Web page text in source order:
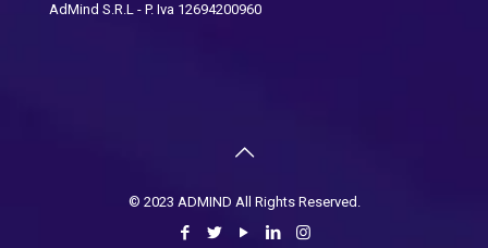
AdMind S.R.L - P. Iva 12694200960
© 2023 ADMIND All Rights Reserved.